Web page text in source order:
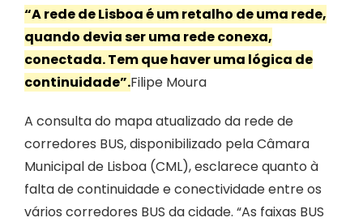
“A rede de Lisboa é um retalho de uma rede,
quando devia ser uma rede conexa,
conectada. Tem que haver uma lógica de
continuidade”.Filipe Moura
A consulta do mapa atualizado da rede de
corredores BUS, disponibilizado pela Câmara
Municipal de Lisboa (CML), esclarece quanto à
falta de continuidade e conectividade entre os
vários corredores BUS da cidade. “As faixas BUS